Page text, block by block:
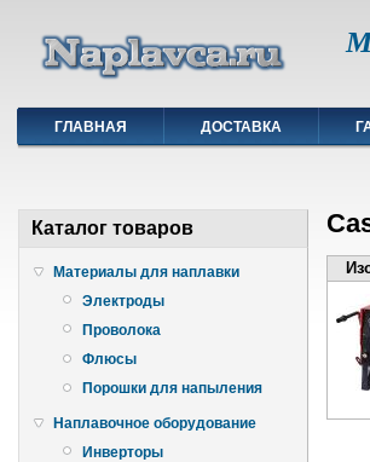
ГЛАВНАЯ ДОСТАВКА
Каталог товаров
Материалы для наплавки
Электроды
Проволока
Флюсы
Порошки для напыления
Наплавочное оборудование
Инверторы